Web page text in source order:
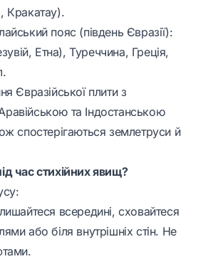
Кракатау).
пояс (південь Євразії):
Етна), Туреччина, Греція,
Євразійської плити з
та Індостанською
спостерігаються землетруси й
час стихійних явищ?
всередині, сховайтеся
або біля внутрішніх стін. Не